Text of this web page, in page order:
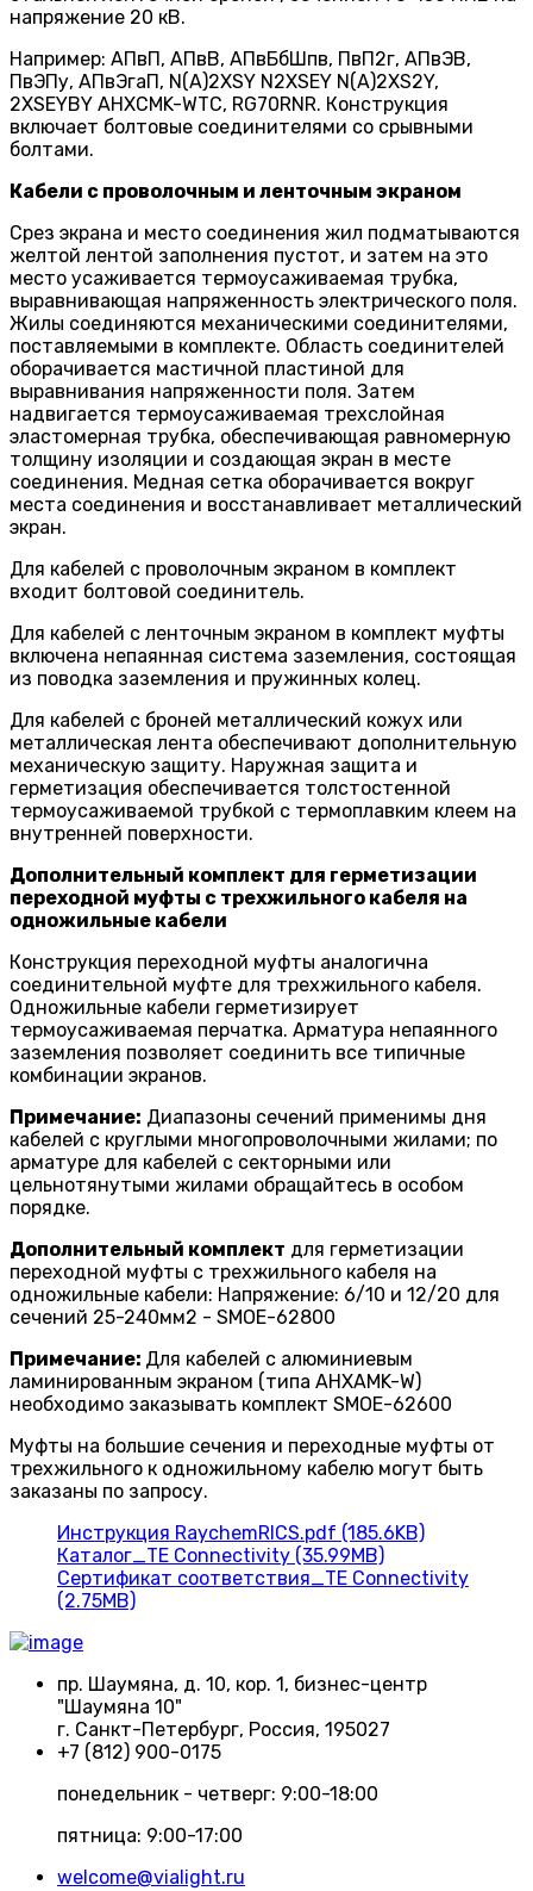
напряжение 20 кВ.
Например: АПвП, АПвВ, АПвБбШпв, ПвП2г, АПвЭВ,
ПвЭПу, АПвЭгаП, N(A)2XSY N2XSEY N(A)2XS2Y,
2XSEYBY AHXCMK-WTC, RG70RNR. Конструкция
включает болтовые соединителями со срывными
болтами.
Кабели с проволочным и ленточным экраном
Срез экрана и место соединения жил подматываются
желтой лентой заполнения пустот, и затем на это
место усаживается термоусаживаемая трубка,
выравнивающая напряженность электрического поля.
Жилы соединяются механическими соединителями,
поставляемыми в комплекте. Область соединителей
оборачивается мастичной пластиной для
выравнивания напряженности поля. Затем
надвигается термоусаживаемая трехслойная
эластомерная трубка, обеспечивающая равномерную
толщину изоляции и создающая экран в месте
соединения. Медная сетка оборачивается вокруг
места соединения и восстанавливает металлический
экран.
Для кабелей с проволочным экраном в комплект
входит болтовой соединитель.
Для кабелей с ленточным экраном в комплект муфты
включена непаянная система заземления, состоящая
из поводка заземления и пружинных колец.
Для кабелей с броней металлический кожух или
металлическая лента обеспечивают дополнительную
механическую защиту. Наружная защита и
герметизация обеспечивается толстостенной
термоусаживаемой трубкой с термоплавким клеем на
внутренней поверхности.
Дополнительный комплект для герметизации
переходной муфты с трехжильного кабеля на
одножильные кабели
Конструкция переходной муфты аналогична
соединительной муфте для трехжильного кабеля.
Одножильные кабели герметизирует
термоусаживаемая перчатка. Арматура непаянного
заземления позволяет соединить все типичные
комбинации экранов.
Примечание: Диапазоны сечений применимы дня
кабелей с круглыми многопроволочными жилами; по
арматуре для кабелей с секторными или
цельнотянутыми жилами обращайтесь в особом
порядке.
Дополнительный комплект для герметизации
переходной муфты с трехжильного кабеля на
одножильные кабели: Напряжение: 6/10 и 12/20 для
сечений 25-240мм2 - SMOE-62800
Примечание: Для кабелей с алюминиевым
ламинированным экраном (типа AHXAMK-W)
необходимо заказывать комплект SMOE-62600
Муфты на большие сечения и переходные муфты от
трехжильного к одножильному кабелю могут быть
заказаны по запросу.
Инструкция RaychemRICS.pdf (185.6KB)
Каталог_TE Connectivity (35.99MB)
Сертификат соответствия_TE Connectivity
(2.75MB)
пр. Шаумяна, д. 10, кор. 1, бизнес-центр
"Шаумяна 10"
г. Санкт-Петербург, Россия, 195027
+7 (812) 900-0175
понедельник - четверг: 9:00-18:00
пятница: 9:00-17:00
welcome@vialight.ru